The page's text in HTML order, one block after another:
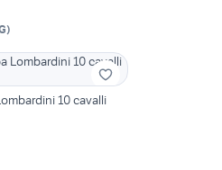
)
10 cavalli